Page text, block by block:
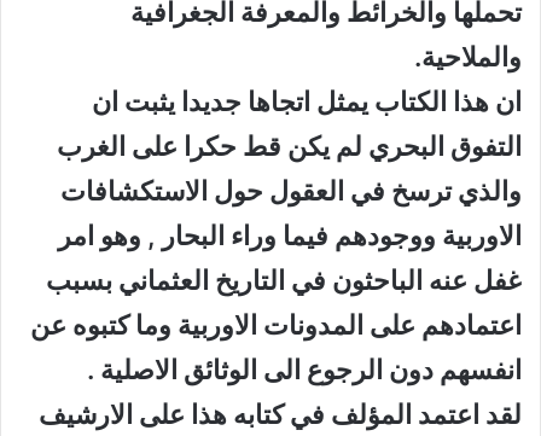
تحملها والخرائط والمعرفة الجغرافية
والملاحية.
ان هذا الكتاب يمثل اتجاها جديدا يثبت ان
التفوق البحري لم يكن قط حكرا على الغرب
والذي ترسخ في العقول حول الاستكشافات
الاوربية ووجودهم فيما وراء البحار , وهو امر
غفل عنه الباحثون في التاريخ العثماني بسبب
اعتمادهم على المدونات الاوربية وما كتبوه عن
انفسهم دون الرجوع الى الوثائق الاصلية .
لقد اعتمد المؤلف في كتابه هذا على الارشيف